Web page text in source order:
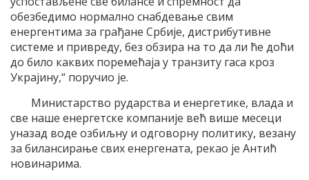
обезбедимо нормално снабдевање свим
енергентима за грађане Србије, дистрибутивне
системе и привреду, без обзира на то да ли ће доћи
до било каквих поремећаја у транзиту гаса кроз
Украјину,“ поручио је.
Министарство рударства и енергетике, влада и
све наше енергетске компаније већ више месеци
уназад воде озбиљну и одговорну политику, везану
за билансирање свих енергената, рекао је Антић
новинарима.